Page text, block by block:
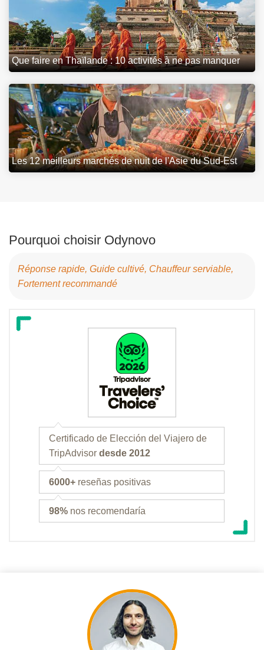
Que faire en Thaïlande : 10 activités à ne pas manquer
Les 12 meilleurs marchés de nuit de l'Asie du Sud-Est
Pourquoi choisir Odynovo
Réponse rapide, Guide cultivé, Chauffeur serviable,
Fortement recommandé
Certificado de Elección del Viajero de
TripAdvisordesde 2012
6000+ reseñas positivas
98% nos recomendaría